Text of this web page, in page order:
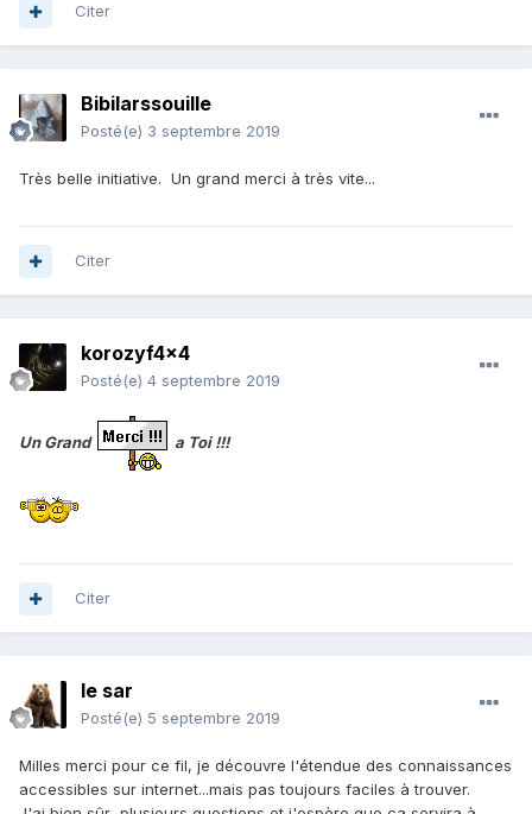
Citer
Bibilarssouille
Posté(e) 3 septembre 2019
Très belle initiative. Un grand merci à très vite...
Citer
korozyf4x4
Posté(e) 4 septembre 2019
Un Grand a Toi !!!
Citer
le sar
Posté(e) 5 septembre 2019
Milles merci pour ce fil, je découvre l'étendue des connaissances
accessibles sur internet...mais pas toujours faciles à trouver.